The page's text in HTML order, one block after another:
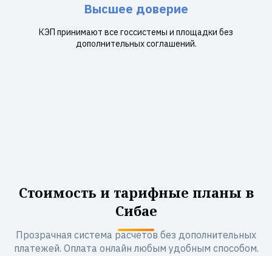
Высшее доверие
КЭП принимают все госсистемы и площадки без
дополнительных соглашений.
Стоимость и тарифные планы в
Сибае
Прозрачная система расчетов без дополнительных
платежей. Оплата онлайн любым удобным способом.